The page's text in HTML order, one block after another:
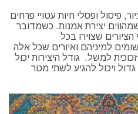
פיסול ופסלי חיות עטויי פרחים
יצירת אמנות. כשמדובר
שצוירו בכל
למיניהם ואיורים שכל אלה
למשל. גודל היצירות יכול
בגודל 20 ס"מ או גדול ויכול להגיע לשתי מטר